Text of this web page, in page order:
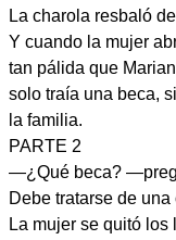
La charola resbaló
Y cuando la mujer
tan pálida que
solo traía una beca,
la familia.
PARTE 2
—¿Qué beca?
Debe tratarse de una
La mujer se quitó los